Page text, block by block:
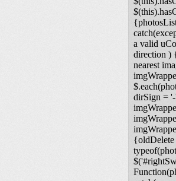
a valid
direction )
nearest
dirSign =
{oldDelete